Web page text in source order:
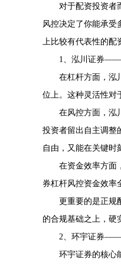
对于配资投资者
风控决定了你能承受
上比较有代表性的配
1、泓川证券——
在杠杆方面，泓
位上。这种灵活性对
在风控方面，泓
投资者留出自主调整
自由，又能在关键时
在资金效率方面
券杠杆风控资金效率
更重要的是正规
的合规基础之上，硬
2、环宇证券——
环宇证券的核心